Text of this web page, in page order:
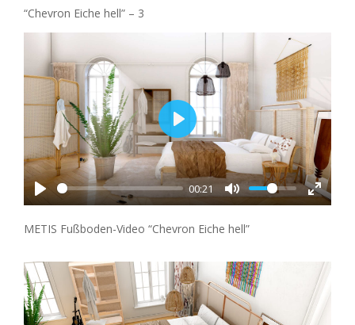
“Chevron Eiche hell” – 3
00:21
Play
METIS Fußboden-Video “Chevron Eiche hell”